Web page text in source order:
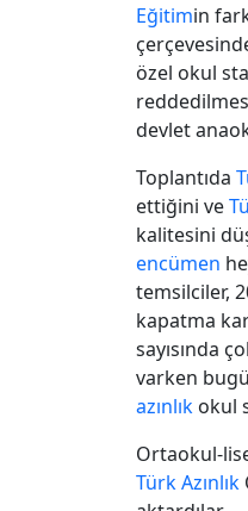
Eğitimin
özel okul
devlet
Toplantıda
ettiğini ve
kalitesini
encümen
temsilciler,
kapatma
sayısında
varken
azınlık okul
Ortaokul-
TürkAzınlık